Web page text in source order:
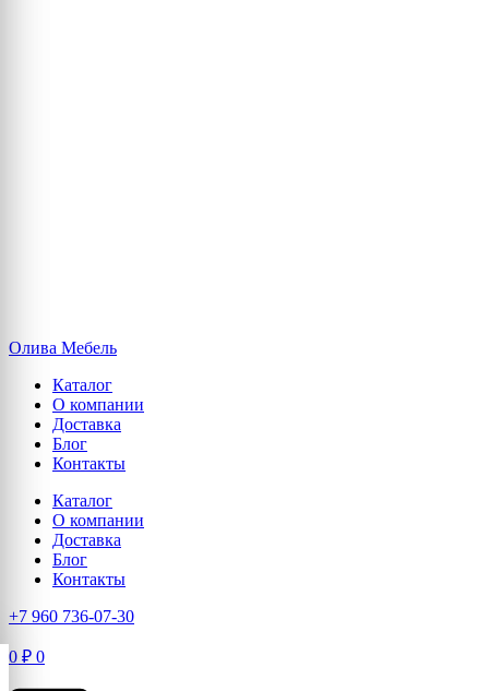
Олива Мебель
Каталог
О компании
Доставка
Блог
Контакты
Каталог
О компании
Доставка
Блог
Контакты
+7 960 736-07-30
0 ₽ 0